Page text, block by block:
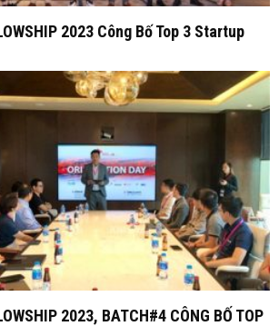
2023 Công Bố Top 3 Startup
2023, BATCH#4 CÔNG BỐ TOP